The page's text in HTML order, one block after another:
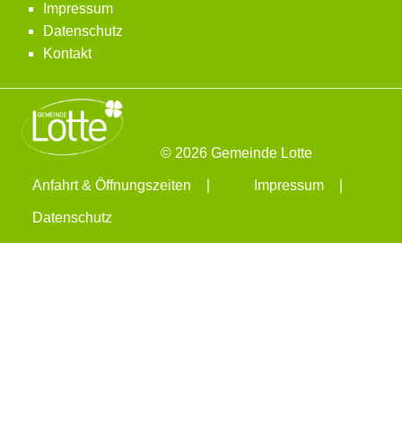
Impressum
Datenschutz
Kontakt
© 2026 Gemeinde Lotte
Anfahrt & Öffnungszeiten Impressum
Datenschutz